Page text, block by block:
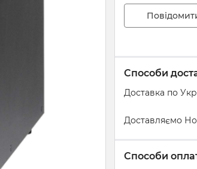
Способи
Доставка по
Доставляємо
Способи